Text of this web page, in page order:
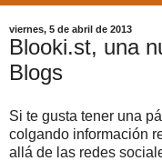
viernes, 5 de abril de 2013
Blooki.st, una
Blogs
Si te gusta tener una
colgando información
allá de las redes